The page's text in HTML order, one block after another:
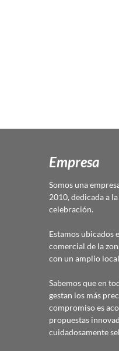
Empresa
Somos una
2010, dedicada a
celebración.
Estamos
comercial de la
con un amplio
Sabemos que en
gestan los más
compromiso es
propuestas
cuidadosamente